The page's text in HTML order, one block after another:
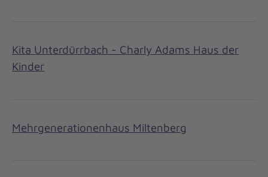
Kita Unterdürrbach - Charly Adams Haus der
Kinder
Mehrgenerationenhaus Miltenberg